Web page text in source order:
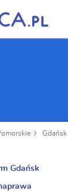
Gdańsk
Gdańsk